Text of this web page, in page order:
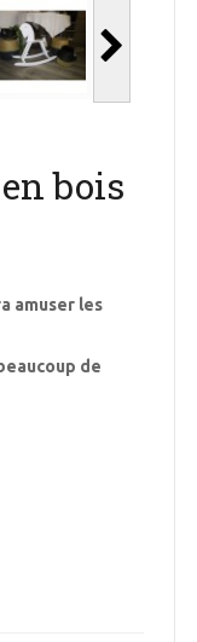
bois
amuser les
de